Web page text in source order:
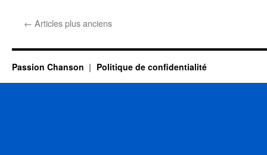
← Articles plus anciens
Passion Chanson Politique de confidentialité